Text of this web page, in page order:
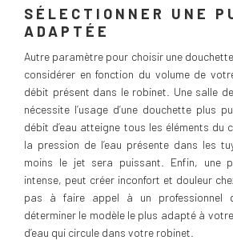
SÉLECTIONNER UNE
ADAPTÉE
Autre paramètre pour choisir une
considérer en fonction du volume de
débit présent dans le robinet. Une salle
nécessite l’usage d’une douchette plus
débit d’eau atteigne tous les éléments du
la pression de l’eau présente dans les
moins le jet sera puissant. Enfin, une
intense, peut créer inconfort et douleur
pas à faire appel à un professionnel
déterminer le modèle le plus adapté à
d’eau qui circule dans votre robinet.